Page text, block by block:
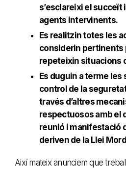
s’esclareixi el succeït
agents intervinents.
Es realitzin totes les
considerin pertinents
repeteixin situacions
Es duguin a terme
control de la
través d’altres
respectuosos amb el
reunió i manifestació
deriven de la Llei
Així mateix anunciem que